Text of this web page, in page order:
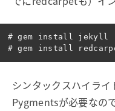
# gem install jekyll
シンタックスハイラ
Pygmentsが必要なので